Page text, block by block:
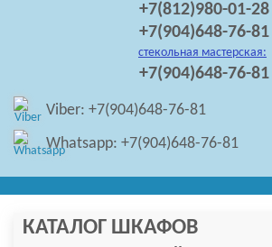
+7(812)980-01-28
+7(904)648-76-81
стекольная мастерская:
+7(904)648-76-81
Viber: +7(904)648-76-81
Whatsapp: +7(904)648-76-81
КАТАЛОГ ШКАФОВ